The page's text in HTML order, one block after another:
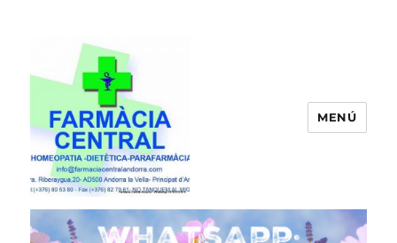
FARMACIA CENTRAL ANDORRA
MENÚ